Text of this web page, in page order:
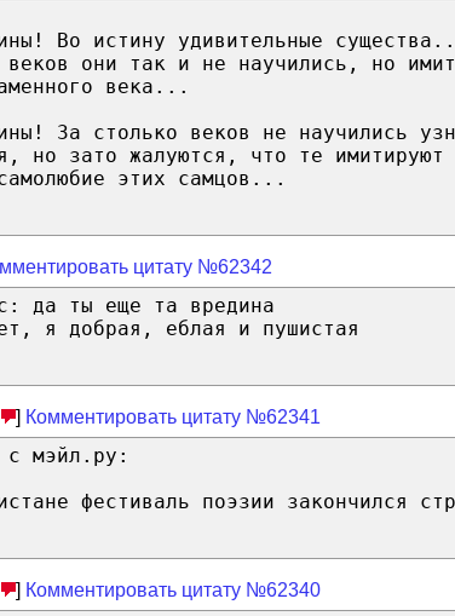
Во истину удивительные
веков они так и не научились, но
века...
За столько веков не научились
но зато жалуются, что те имитируют
этих самцов...
цитату №62342
да ты еще та вредина
я добрая, еблая и пушистая
] Комментировать цитату №62341
с мэйл.ру:
фестиваль поэзии закончился
] Комментировать цитату №62340